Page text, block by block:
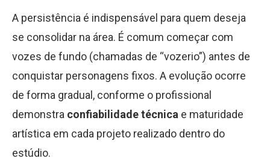
A persistência é indispensável para quem deseja
se consolidar na área. É comum começar com
vozes de fundo (chamadas de “vozerio”) antes de
conquistar personagens fixos. A evolução ocorre
de forma gradual, conforme o profissional
demonstra confiabilidade técnica e maturidade
artística em cada projeto realizado dentro do
estúdio.